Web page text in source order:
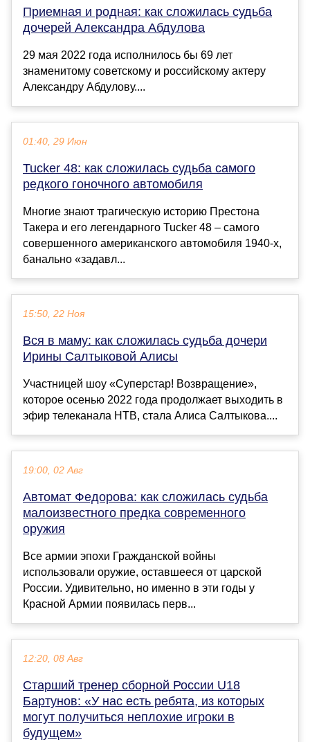
Приемная и родная: как сложилась судьба
дочерей Александра Абдулова
29 мая 2022 года исполнилось бы 69 лет
знаменитому советскому и российскому актеру
Александру Абдулову....
01:40, 29 Июн
Tucker 48: как сложилась судьба самого
редкого гоночного автомобиля
Многие знают трагическую историю Престона
Такера и его легендарного Tucker 48 – самого
совершенного американского автомобиля 1940-х,
банально «задавл...
15:50, 22 Ноя
Вся в маму: как сложилась судьба дочери
Ирины Салтыковой Алисы
Участницей шоу «Суперстар! Возвращение»,
которое осенью 2022 года продолжает выходить в
эфир телеканала НТВ, стала Алиса Салтыкова....
19:00, 02 Авг
Автомат Федорова: как сложилась судьба
малоизвестного предка современного
оружия
Все армии эпохи Гражданской войны
использовали оружие, оставшееся от царской
России. Удивительно, но именно в эти годы у
Красной Армии появилась перв...
12:20, 08 Авг
Старший тренер сборной России U18
Бартунов: «У нас есть ребята, из которых
могут получиться неплохие игроки в
будущем»